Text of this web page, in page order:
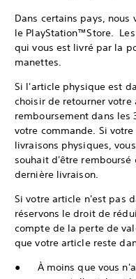
Dans certains pays,
le PlayStation™Store.
qui vous est livré par la
manettes.
Si l'article physique est
choisir de retourner
remboursement dans les
votre commande. Si
livraisons physiques,
souhait d'être remboursé
dernière livraison.
Si votre article n'est pas
réservons le droit de
compte de la perte de
que votre article reste
● À moins que vous